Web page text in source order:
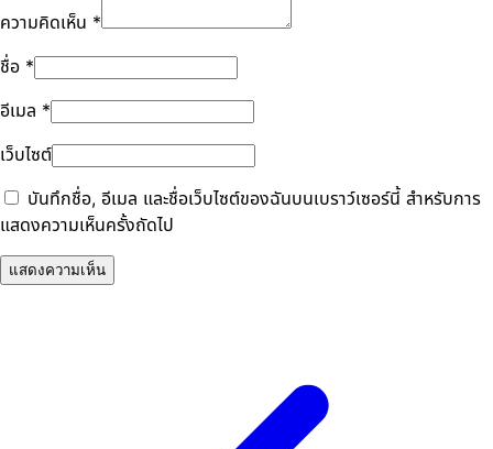
ความคิดเห็น *
ชื่อ *
อีเมล *
เว็บไซต์
บันทึกชื่อ, อีเมล และชื่อเว็บไซต์ของฉันบนเบราว์เซอร์นี้ สำหรับการ
แสดงความเห็นครั้งถัดไป